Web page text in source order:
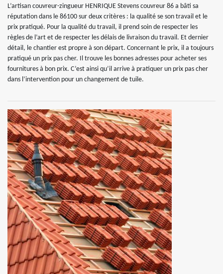
L’artisan couvreur-zingueur HENRIQUE Stevens couvreur 86 a bâti sa
réputation dans le 86100 sur deux critères : la qualité se son travail et le
prix pratiqué. Pour la qualité du travail, il prend soin de respecter les
règles de l’art et de respecter les délais de livraison du travail. Et dernier
détail, le chantier est propre à son départ. Concernant le prix, il a toujours
pratiqué un prix pas cher. Il trouve les bonnes adresses pour acheter ses
fournitures à bon prix. C’est ainsi qu’il arrive à pratiquer un prix pas cher
dans l’intervention pour un changement de tuile.